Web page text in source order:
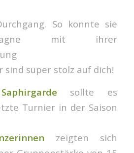
So konnte sie
mit ihrer
sind super stolz auf dich!
Saphirgarde sollte es
Turnier in der Saison
zeigten sich